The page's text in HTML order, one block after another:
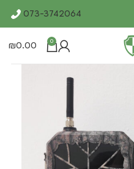
073-3742064
0
₪0.00